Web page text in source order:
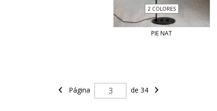
2 COLORES
PIE NAT
Página de 34